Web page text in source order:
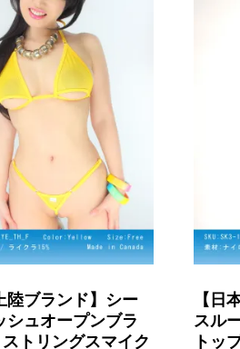
陸ブランド】シー
シュオープンブラ
ストリングスマイク
【日
スル
トッ